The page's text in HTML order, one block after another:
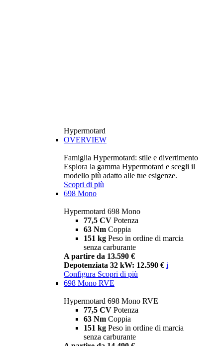
Hypermotard
OVERVIEW
Famiglia Hypermotard: stile e divertimento
Esplora la gamma Hypermotard e scegli il
modello più adatto alle tue esigenze.
Scopri di più
698 Mono
Hypermotard 698 Mono
77,5 CV Potenza
63 Nm Coppia
151 kg Peso in ordine di marcia
senza carburante
A partire da 13.590 €
Depotenziata 32 kW: 12.590 € i
Configura Scopri di più
698 Mono RVE
Hypermotard 698 Mono RVE
77,5 CV Potenza
63 Nm Coppia
151 kg Peso in ordine di marcia
senza carburante